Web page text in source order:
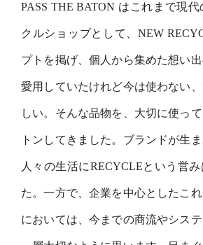
PASS THE BATON はこれまで現
クルショップとして、NEW
プトを掲げ、個⼈から集めた想い
愛⽤していたけれど今は使わない
しい。そんな品物を、⼤切に使っ
トンしてきました。ブランドが⽣
⼈々の⽣活にRECYCLEという営
た。⼀⽅で、企業を中⼼としたこ
においては、今までの商流やシス